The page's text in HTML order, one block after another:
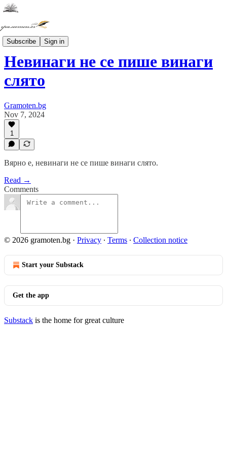
Subscribe Sign in
ПРАВОПИС
Невинаги не се пише винаги
слято
Gramoten.bg
Nov 7, 2024
1
Вярно е, невинаги не се пише винаги слято.
Read →
Comments
© 2026 gramoten.bg · Privacy ∙ Terms ∙ Collection notice
Start your Substack
Get the app
Substack is the home for great culture